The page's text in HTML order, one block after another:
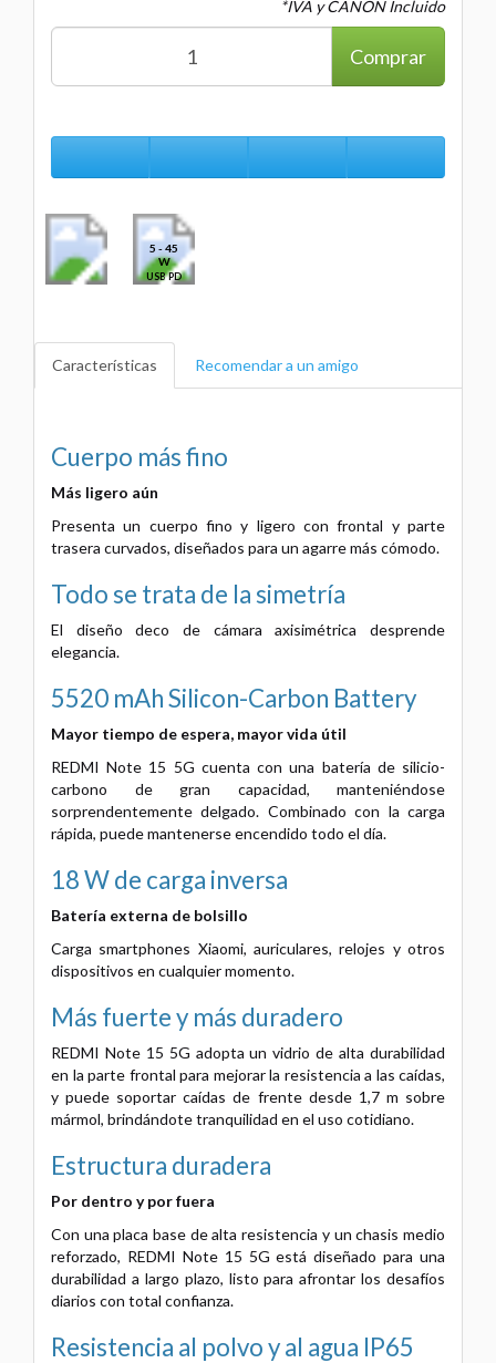
*IVA y CANON Incluido
Comprar
5 - 45
W
USB PD
Características Recomendar a un amigo
Cuerpo más fino
Más ligero aún
Presenta un cuerpo fino y ligero con frontal y parte
trasera curvados, diseñados para un agarre más cómodo.
Todo se trata de la simetría
El diseño deco de cámara axisimétrica desprende
elegancia.
5520 mAh Silicon-Carbon Battery
Mayor tiempo de espera, mayor vida útil
REDMI Note 15 5G cuenta con una batería de silicio-
carbono de gran capacidad, manteniéndose
sorprendentemente delgado. Combinado con la carga
rápida, puede mantenerse encendido todo el día.
18 W de carga inversa
Batería externa de bolsillo
Carga smartphones Xiaomi, auriculares, relojes y otros
dispositivos en cualquier momento.
Más fuerte y más duradero
REDMI Note 15 5G adopta un vidrio de alta durabilidad
en la parte frontal para mejorar la resistencia a las caídas,
y puede soportar caídas de frente desde 1,7 m sobre
mármol, brindándote tranquilidad en el uso cotidiano.
Estructura duradera
Por dentro y por fuera
Con una placa base de alta resistencia y un chasis medio
reforzado, REDMI Note 15 5G está diseñado para una
durabilidad a largo plazo, listo para afrontar los desafíos
diarios con total confianza.
Resistencia al polvo y al agua IP65